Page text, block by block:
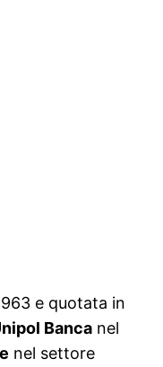
e quotata in
Banca nel
nel settore